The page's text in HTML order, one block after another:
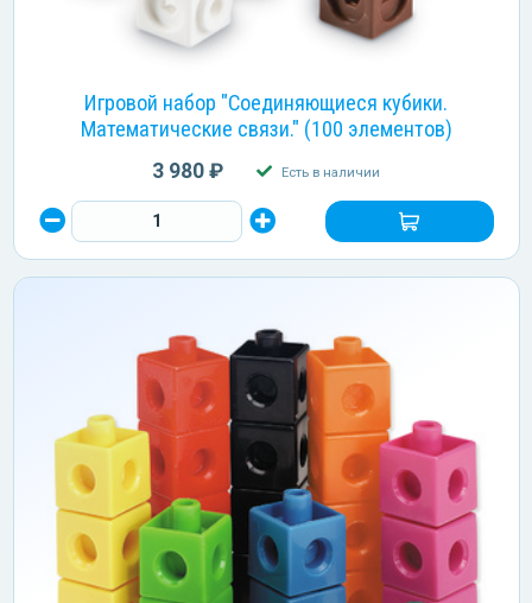
Игровой набор "Соединяющиеся кубики.
Математические связи." (100 элементов)
3 980 ₽ Есть в наличии